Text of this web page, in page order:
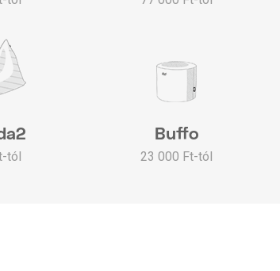
tól
Buffo
23 000 Ft-tól